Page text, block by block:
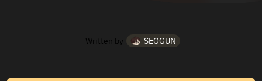
Written by SEOGUN